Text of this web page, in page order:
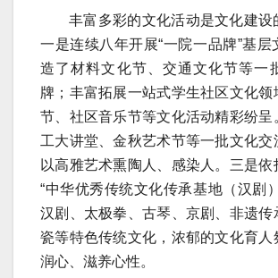
丰富多彩的文化活动是文化建设
一是连续八年开展“一院一品牌”基层
造了材料文化节、交通文化节等一
牌；丰富拓展一站式学生社区文化领
节、社区音乐节等文化活动精彩纷呈
工大讲堂、金秋艺术节等一批文化交
以高雅艺术熏陶人、感染人。三是
“中华优秀传统文化传承基地（汉剧
汉剧、太极拳、古琴、京剧、非遗传
瓷等特色传统文化，浓郁的文化育人
润心、滋养心性。